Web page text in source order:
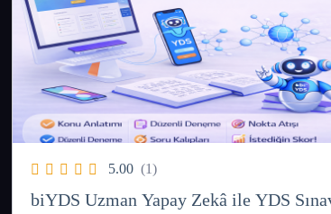
5.00 (1)
biYDS Uzman Yapay Zekâ ile YDS